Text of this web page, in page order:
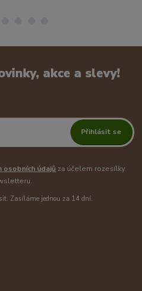
akce a slevy!
Přihlásit se
osobních údajů za účelem rozesílky
Zasíláme jednou za 14 dní.